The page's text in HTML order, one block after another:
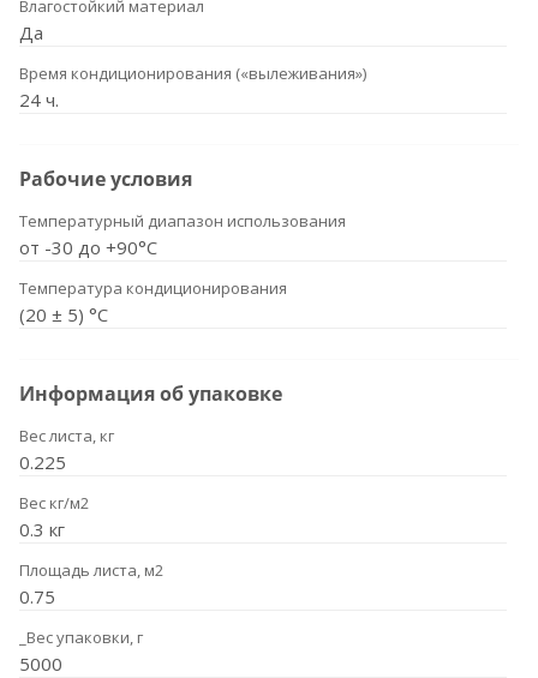
Влагостойкий материал
Да
Время кондиционирования («вылеживания»)
24 ч.
Рабочие условия
Температурный диапазон использования
от -30 до +90°С
Температура кондиционирования
(20 ± 5) °C
Информация об упаковке
Вес листа, кг
0.225
Вес кг/м2
0.3 кг
Площадь листа, м2
0.75
_Вес упаковки, г
5000